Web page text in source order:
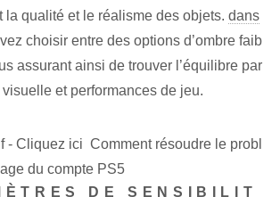
la qualité et le réalisme des objets. dans
choisir entre des options d’ombre faib
assurant ainsi de trouver l’équilibre par
et performances de jeu.
- Cliquez ici Comment résoudre le probl
du compte PS5
DE SENSIBILIT